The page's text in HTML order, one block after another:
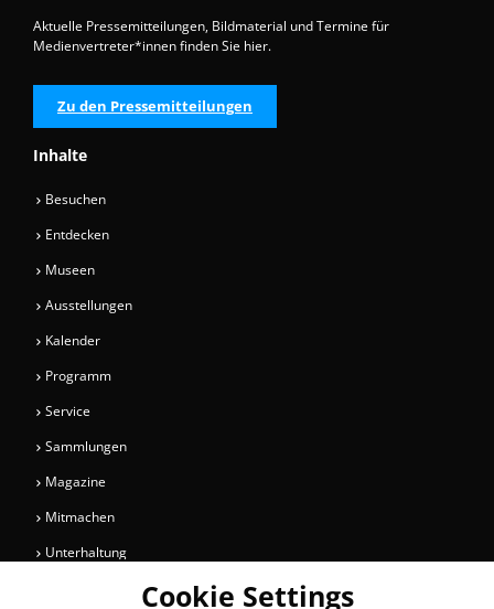
Aktuelle Pressemitteilungen, Bildmaterial und Termine für
Medienvertreter*innen finden Sie hier.
Zu den Pressemitteilungen
Inhalte
Besuchen
Entdecken
Museen
Ausstellungen
Kalender
Programm
Service
Sammlungen
Magazine
Mitmachen
Unterhaltung
Cookie Settings